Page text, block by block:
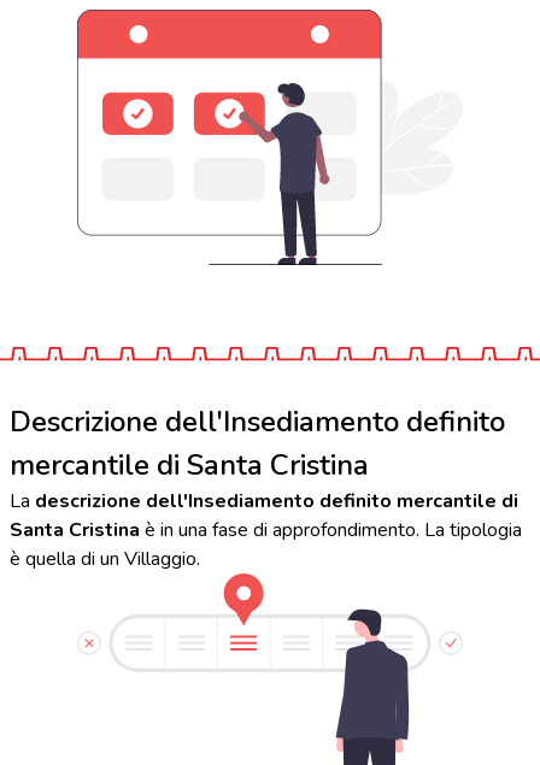
Descrizione dell'Insediamento definito
mercantile di Santa Cristina
La descrizione dell'Insediamento definito mercantile di
Santa Cristina è in una fase di approfondimento. La tipologia
è quella di un Villaggio.